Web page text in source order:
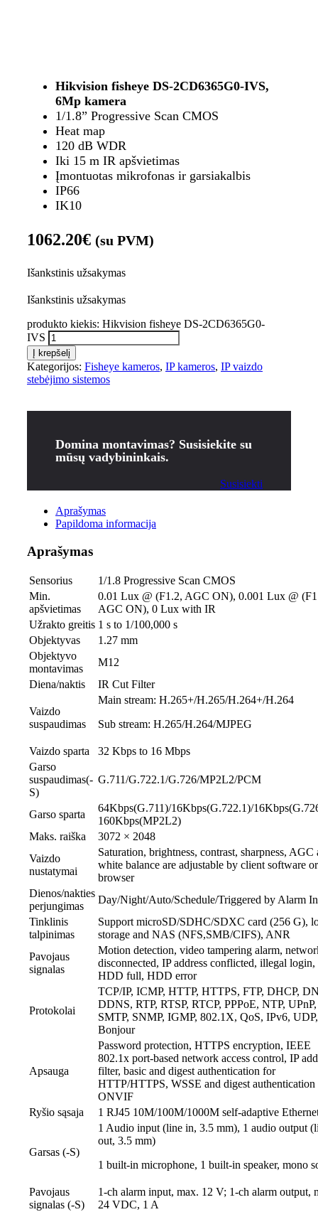
Hikvision fisheye DS-2CD6365G0-IVS,
6Mp kamera
1/1.8” Progressive Scan CMOS
Heat map
120 dB WDR
Iki 15 m IR apšvietimas
Įmontuotas mikrofonas ir garsiakalbis
IP66
IK10
1062.20€ (su PVM)
Išankstinis užsakymas
Išankstinis užsakymas
produkto kiekis: Hikvision fisheye DS-2CD6365G0-
IVS
Į krepšelį
Kategorijos: Fisheye kameros, IP kameros, IP vaizdo
stebėjimo sistemos
Domina montavimas? Susisiekite su
mūsų vadybininkais.
Susisiekti
Aprašymas
Papildoma informacija
Aprašymas
Sensorius
1/1.8 Progressive Scan CMOS
Min.
apšvietimas
0.01 Lux @ (F1.2, AGC ON), 0.001 Lux @
AGC ON), 0 Lux with IR
Užrakto greitis 1 s to 1/100,000 s
Objektyvas
1.27 mm
Objektyvo
montavimas
M12
Diena/naktis
IR Cut Filter
Vaizdo
suspaudimas
Main stream: H.265+/H.265/H.264+/H.264
Sub stream: H.265/H.264/MJPEG
Vaizdo sparta
32 Kbps to 16 Mbps
Garso
suspaudimas(-
S)
G.711/G.722.1/G.726/MP2L2/PCM
Garso sparta
64Kbps(G.711)/16Kbps(G.722.1)/
160Kbps(MP2L2)
Maks. raiška
3072 × 2048
Vaizdo
nustatymai
Saturation, brightness, contrast, sharpness, AGC
white balance are adjustable by client software
browser
Dienos/nakties
perjungimas
Day/Night/Auto/Schedule/Triggered by Alarm
Tinklinis
talpinimas
Support microSD/SDHC/SDXC card (256 G),
storage and NAS (NFS,SMB/CIFS), ANR
Pavojaus
signalas
Motion detection, video tampering alarm,
disconnected, IP address conflicted, illegal login,
HDD full, HDD error
Protokolai
TCP/IP, ICMP, HTTP, HTTPS, FTP, DHCP,
DDNS, RTP, RTSP, RTCP, PPPoE, NTP, UPnP,
SMTP, SNMP, IGMP, 802.1X, QoS, IPv6, UDP,
Bonjour
Apsauga
Password protection, HTTPS encryption, IEEE
802.1x port-based network access control, IP
filter, basic and digest authentication for
HTTP/HTTPS, WSSE and digest authentication
ONVIF
Ryšio sąsaja
1 RJ45 10M/100M/1000M self-adaptive
Garsas (-S)
1 Audio input (line in, 3.5 mm), 1 audio output
out, 3.5 mm)
1 built-in microphone, 1 built-in speaker, mono
Pavojaus
signalas (-S)
1-ch alarm input, max. 12 V; 1-ch alarm output,
24 VDC, 1 A